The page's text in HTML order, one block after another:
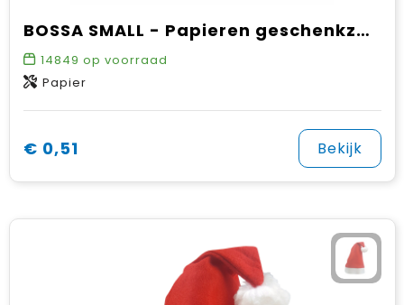
BOSSA SMALL - Papieren geschenkzakje (S)
14849 op voorraad
Papier
€ 0,51 Bekijk